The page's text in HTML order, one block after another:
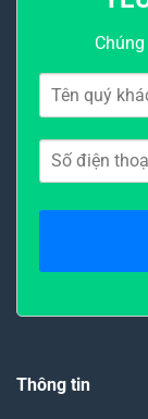
Thông tin